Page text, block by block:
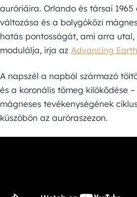
auróriáira. Orlando és társai
változása és a bolygóközi
hatás pontosságát, ami arra
modulálja, írja az Advancing
A napszél a napból származó
és a koronális tömeg kilökődése
mágneses tevékenységének
küszöbön az auróraszezon.